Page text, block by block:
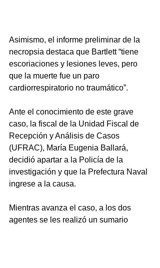
Asimismo, el informe preliminar de la
necropsia destaca que Bartlett “tiene
escoriaciones y lesiones leves, pero
que la muerte fue un paro
cardiorrespiratorio no traumático”.
Ante el conocimiento de este grave
caso, la fiscal de la Unidad Fiscal de
Recepción y Análisis de Casos
(UFRAC), María Eugenia Ballará,
decidió apartar a la Policía de la
investigación y que la Prefectura Naval
ingrese a la causa.
Mientras avanza el caso, a los dos
agentes se les realizó un sumario